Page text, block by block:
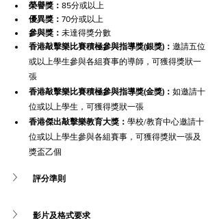
榮譽獎： 85分或以上
優異獎： 70分或以上
參與獎： 未達得獎分數
香港敲擊樂比賽積極參與指導獎(銀獎)： 邀請五位
或以上學生參與各組賽事的導師，可獲得獎狀一
張
香港敲擊樂比賽積極參與指導獎(金獎)： 如邀請十
位或以上學生，可獲得獎狀一張
香港傑出敲擊樂教育大獎： 學校/教育中心邀請十
位或以上學生參與各組賽事，可獲得獎狀一張及
獎盃乙個
評分準則
影片及格式要求